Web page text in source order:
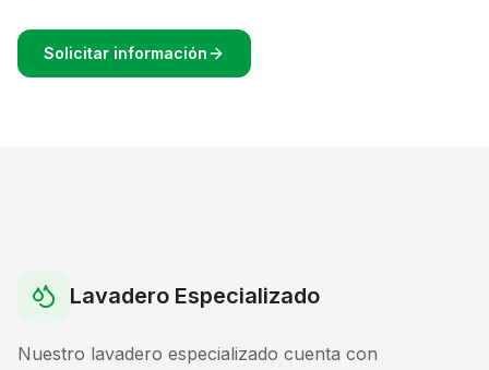
Solicitar información
Lavadero Especializado
Nuestro lavadero especializado cuenta con